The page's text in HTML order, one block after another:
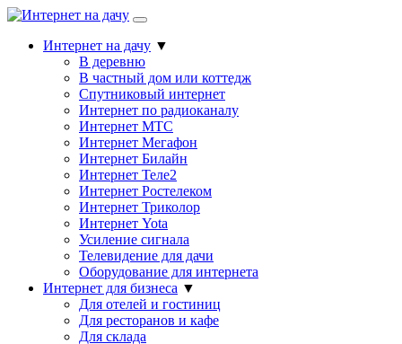
Интернет на дачу ▼
В деревню
В частный дом или коттедж
Спутниковый интернет
Интернет по радиоканалу
Интернет МТС
Интернет Мегафон
Интернет Билайн
Интернет Теле2
Интернет Ростелеком
Интернет Триколор
Интернет Yota
Усиление сигнала
Телевидение для дачи
Оборудование для интернета
Интернет для бизнеса ▼
Для отелей и гостиниц
Для ресторанов и кафе
Для склада